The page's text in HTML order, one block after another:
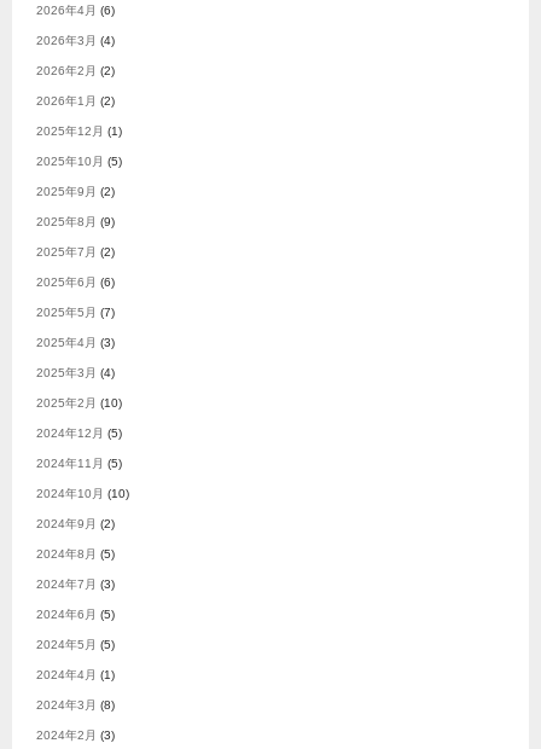
2026年4月 (6)
2026年3月 (4)
2026年2月 (2)
2026年1月 (2)
2025年12月 (1)
2025年10月 (5)
2025年9月 (2)
2025年8月 (9)
2025年7月 (2)
2025年6月 (6)
2025年5月 (7)
2025年4月 (3)
2025年3月 (4)
2025年2月 (10)
2024年12月 (5)
2024年11月 (5)
2024年10月 (10)
2024年9月 (2)
2024年8月 (5)
2024年7月 (3)
2024年6月 (5)
2024年5月 (5)
2024年4月 (1)
2024年3月 (8)
2024年2月 (3)